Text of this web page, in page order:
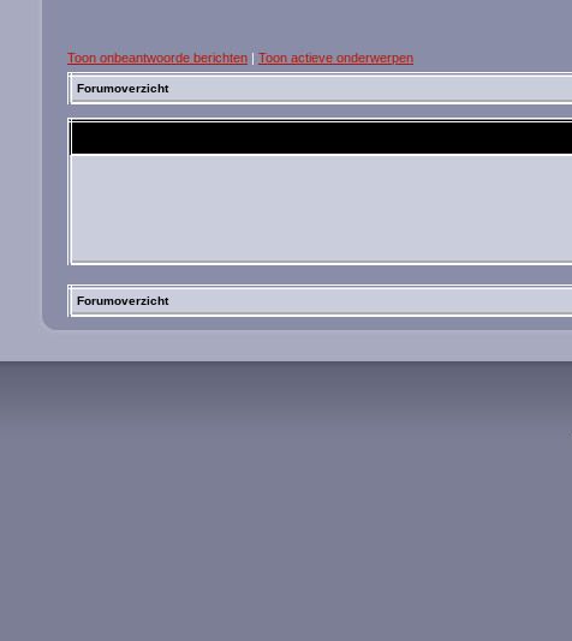
Toon onbeantwoorde berichten | Toon actieve onderwerpen
Forumoverzicht
Forumoverzicht